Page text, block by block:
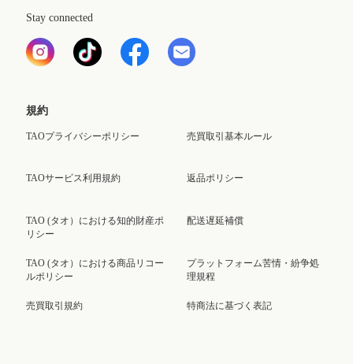
Stay connected
規約
TAOプライバシーポリシー
TAOサービス利用規約
TAO (タオ）における知的財産ポ
リシー
TAO (タオ）における商品リコー
ルポリシー
売買取引規約
売買取引基本ルール
返品ポリシー
配送遅延補償
プラットフォーム苦情・紛争処
理規程
特商法に基づく表記